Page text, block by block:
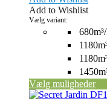
Vælg variant:
Vælg muligheder
på
varesiden
Add to Wishlist
Dette